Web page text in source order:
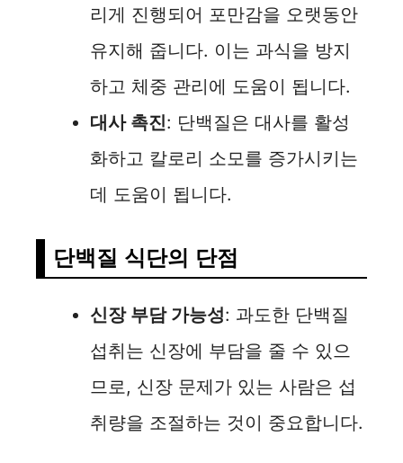
리게 진행되어 포만감을 오랫동안
유지해 줍니다. 이는 과식을 방지
하고 체중 관리에 도움이 됩니다.
대사 촉진: 단백질은 대사를 활성
화하고 칼로리 소모를 증가시키는
데 도움이 됩니다.
단백질 식단의 단점
신장 부담 가능성: 과도한 단백질
섭취는 신장에 부담을 줄 수 있으
므로, 신장 문제가 있는 사람은 섭
취량을 조절하는 것이 중요합니다.